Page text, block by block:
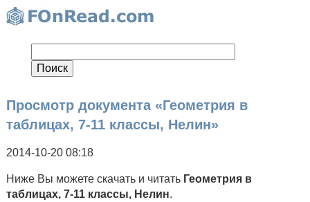
Просмотр документа «Геометрия в
таблицах, 7-11 классы, Нелин»
2014-10-20 08:18
Ниже Вы можете скачать и читать Геометрия в
таблицах, 7-11 классы, Нелин.